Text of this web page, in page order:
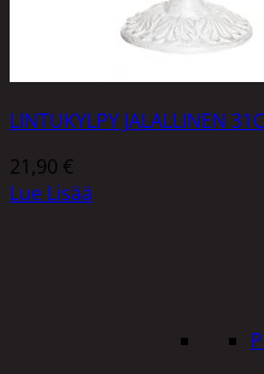
LINTUKYLPY JALALLINEN
21,90 €
Lue Lisää